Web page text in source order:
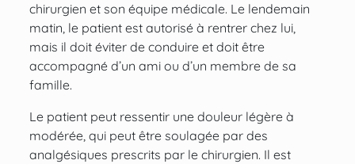
chirurgien et son équipe médicale. Le lendemain
matin, le patient est autorisé à rentrer chez lui,
mais il doit éviter de conduire et doit être
accompagné d’un ami ou d’un membre de sa
famille.
Le patient peut ressentir une douleur légère à
modérée, qui peut être soulagée par des
analgésiques prescrits par le chirurgien. Il est